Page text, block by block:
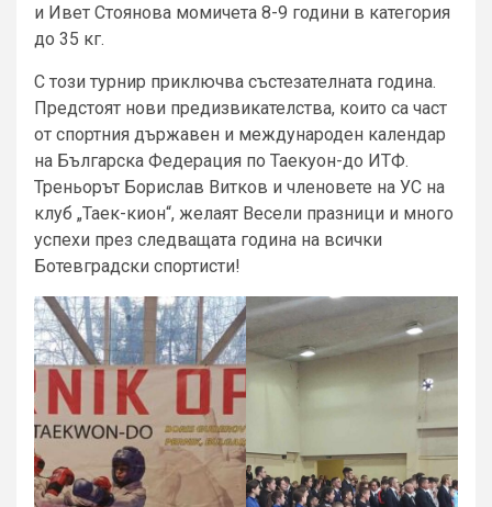
и Ивет Стоянова момичета 8-9 години в категория
до 35 кг.
С този турнир приключва състезателната година.
Предстоят нови предизвикателства, които са част
от спортния държавен и международен календар
на Българска Федерация по Таекуон-до ИТФ.
Треньорът Борислав Витков и членовете на УС на
клуб „Таек-кион“, желаят Весели празници и много
успехи през следващата година на всички
Ботевградски спортисти!